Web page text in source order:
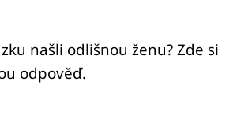
našli odlišnou ženu? Zde si
odpověď.